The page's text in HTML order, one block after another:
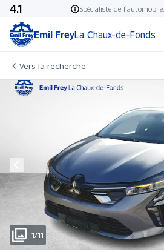
4.1 Spécialiste de l’automobile.
Emil FreyLa Chaux-de-Fonds
Vers la recherche
1/11